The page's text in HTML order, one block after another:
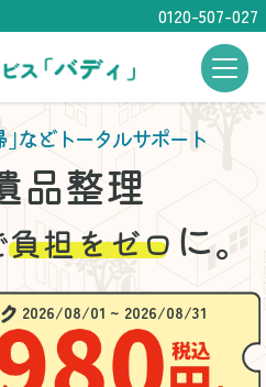
0120-507-027
」などトータルサポート
品整理
負担をゼロ に。
2026/08/01 ~ 2026/08/31